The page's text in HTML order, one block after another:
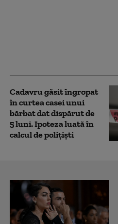
Cadavru găsit îngropat
în curtea casei unui
bărbat dat dispărut de
5 luni. Ipoteza luată în
calcul de polițiști